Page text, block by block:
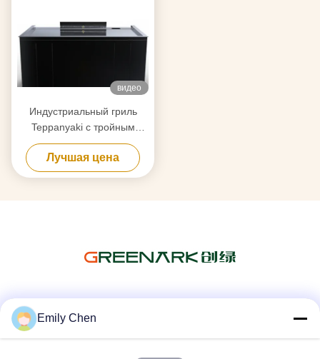
видео
Индустриальный гриль
Teppanyaki с тройным
воздушным потоком
Лучшая цена
Emily Chen